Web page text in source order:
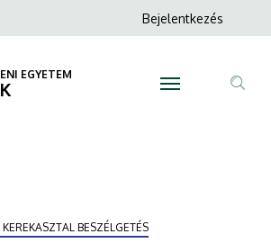
Anonim
menüje
Bejelentkezés
EGYETEM
BESZÉLGETÉS